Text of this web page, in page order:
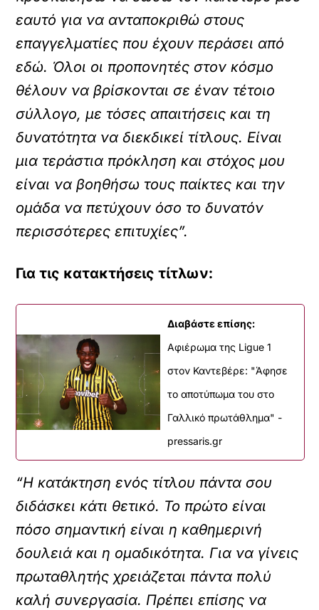
εαυτό για να ανταποκριθώ στους
επαγγελματίες που έχουν περάσει από
εδώ. Όλοι οι προπονητές στον κόσμο
θέλουν να βρίσκονται σε έναν τέτοιο
σύλλογο, με τόσες απαιτήσεις και τη
δυνατότητα να διεκδικεί τίτλους. Είναι
μια τεράστια πρόκληση και στόχος μου
είναι να βοηθήσω τους παίκτες και την
ομάδα να πετύχουν όσο το δυνατόν
περισσότερες επιτυχίες”.
Για τις κατακτήσεις τίτλων:
Διαβάστε επίσης:
Αφιέρωμα της Ligue 1
στον Καντεβέρε: "Άφησε
το αποτύπωμα του στο
Γαλλικό πρωτάθλημα" -
pressaris.gr
“Η κατάκτηση ενός τίτλου πάντα σου
διδάσκει κάτι θετικό. Το πρώτο είναι
πόσο σημαντική είναι η καθημερινή
δουλειά και η ομαδικότητα. Για να γίνεις
πρωταθλητής χρειάζεται πάντα πολύ
καλή συνεργασία. Πρέπει επίσης να